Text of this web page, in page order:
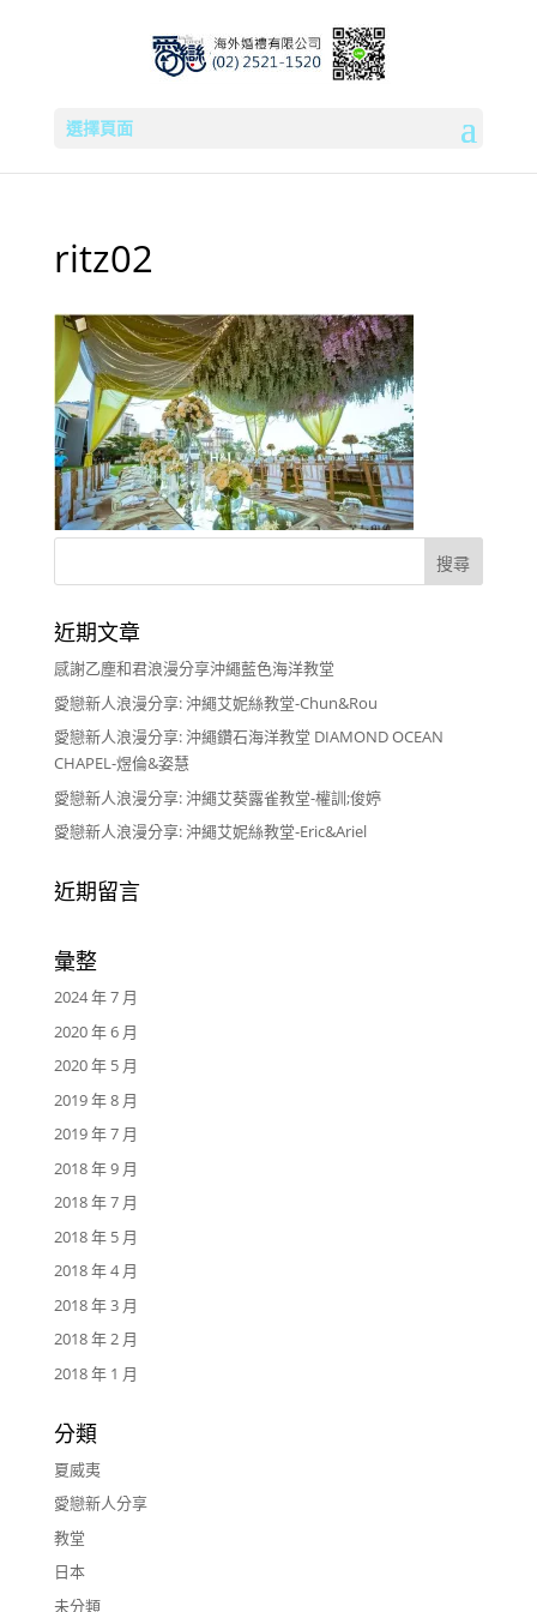
選擇頁面
ritz02
近期文章
感謝乙塵和君浪漫分享沖繩藍色海洋教堂
愛戀新人浪漫分享: 沖繩艾妮絲教堂-Chun&Rou
愛戀新人浪漫分享: 沖繩鑽石海洋教堂 DIAMOND OCEAN
CHAPEL-煜倫&姿慧
愛戀新人浪漫分享: 沖繩艾葵露雀教堂-權訓;俊婷
愛戀新人浪漫分享: 沖繩艾妮絲教堂-Eric&Ariel
近期留言
彙整
2024 年 7 月
2020 年 6 月
2020 年 5 月
2019 年 8 月
2019 年 7 月
2018 年 9 月
2018 年 7 月
2018 年 5 月
2018 年 4 月
2018 年 3 月
2018 年 2 月
2018 年 1 月
分類
夏威夷
愛戀新人分享
教堂
日本
未分類